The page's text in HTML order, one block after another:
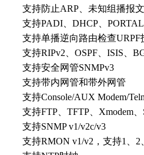
支持防止ARP、未知组播报
支持PADI、DHCP、
支持单播逆向路由检查
支持RIPv2、OSPF、ISIS、
支持安全网管SNMPv3
支持带内网管和带外网管
支持Console/AUX Modem/
支持FTP、TFTP、Xmodem
支持SNMP v1/v2c/v3
支持RMON v1/v2，支持1、2